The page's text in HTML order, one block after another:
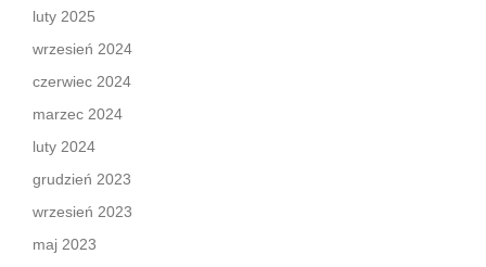
luty 2025
wrzesień 2024
czerwiec 2024
marzec 2024
luty 2024
grudzień 2023
wrzesień 2023
maj 2023